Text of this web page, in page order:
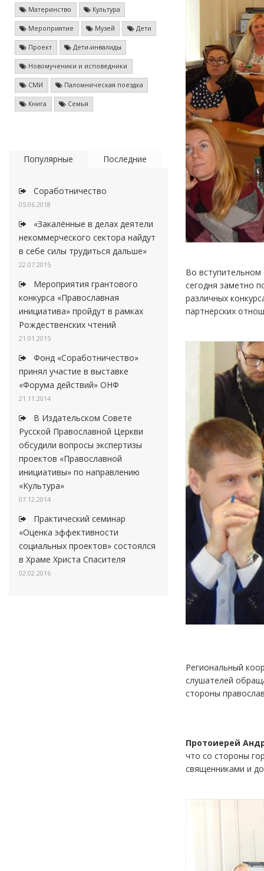
Материнство Культура
Мероприятие Музей Дети
Проект Дети-инвалиды
Новомученики и исповедники
СМИ Паломническая поездка
Книга Семья
Популярные Последние
Соработничество
05.06.2018
«Закалённые в делах деятели
некоммерческого сектора найдут
в себе силы трудиться дальше»
22.07.2015
Мероприятия грантового
конкурса «Православная
инициатива» пройдут в рамках
Рождественских чтений
21.01.2015
Фонд «Соработничество»
принял участие в выставке
«Форума действий» ОНФ
21.11.2014
В Издательском Совете
Русской Православной Церкви
обсудили вопросы экспертизы
проектов «Православной
инициативы» по направлению
«Культура»
07.12.2014
Практический семинар
«Оценка эффективности
социальных проектов» состоялся
в Храме Христа Спасителя
02.02.2016
Во вступительном
сегодня заметно
различных
партнерских
Региональный
слушателей
стороны
Протоиерей
что со стороны
священниками и